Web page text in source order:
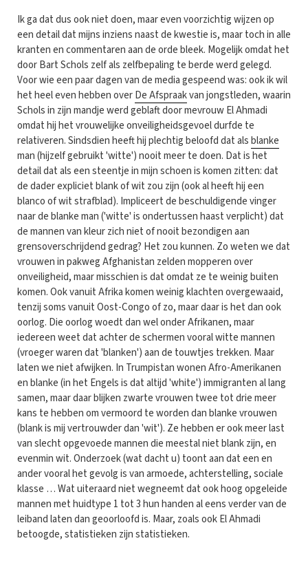
Ik ga dat dus ook niet doen, maar even voorzichtig wijzen op
een detail dat mijns inziens naast de kwestie is, maar toch in alle
kranten en commentaren aan de orde bleek. Mogelijk omdat het
door Bart Schols zelf als zelfbepaling te berde werd gelegd.
Voor wie een paar dagen van de media gespeend was: ook ik wil
het heel even hebben overDe Afspraakvan jongstleden, waarin
Schols in zijn mandje werd geblaft door mevrouw El Ahmadi
omdat hij het vrouwelijke onveiligheidsgevoel durfde te
relativeren. Sindsdien heeft hij plechtig beloofd dat alsblanke
man (hijzelf gebruikt 'witte') nooit meer te doen. Dat is het
detail dat als een steentje in mijn schoen is komen zitten: dat
de dader expliciet blank of wit zou zijn (ook al heeft hij een
blanco of wit strafblad). Impliceert de beschuldigende vinger
naar de blanke man ('witte' is ondertussen haast verplicht) dat
de mannen van kleur zich niet of nooit bezondigen aan
grensoverschrijdend gedrag? Het zou kunnen. Zo weten we dat
vrouwen in pakweg Afghanistan zelden mopperen over
onveiligheid, maar misschien is dat omdat ze te weinig buiten
komen. Ook vanuit Afrika komen weinig klachten overgewaaid,
tenzij soms vanuit Oost-Congo of zo, maar daar is het dan ook
oorlog. Die oorlog woedt dan wel onder Afrikanen, maar
iedereen weet dat achter de schermen vooral witte mannen
(vroeger waren dat 'blanken') aan de touwtjes trekken. Maar
laten we niet afwijken. In Trumpistan wonen Afro-Amerikanen
en blanke (in het Engels is dat altijd 'white') immigranten al lang
samen, maar daar blijken zwarte vrouwen twee tot drie meer
kans te hebben om vermoord te worden dan blanke vrouwen
(blank is mij vertrouwder dan 'wit'). Ze hebben er ook meer last
van slecht opgevoede mannen die meestal niet blank zijn, en
evenmin wit. Onderzoek (wat dacht u) toont aan dat een en
ander vooral het gevolg is van armoede, achterstelling, sociale
klasse … Wat uiteraard niet wegneemt dat ook hoog opgeleide
mannen met huidtype 1 tot 3 hun handen al eens verder van de
leiband laten dan geoorloofd is. Maar, zoals ook El Ahmadi
betoogde, statistieken zijn statistieken.